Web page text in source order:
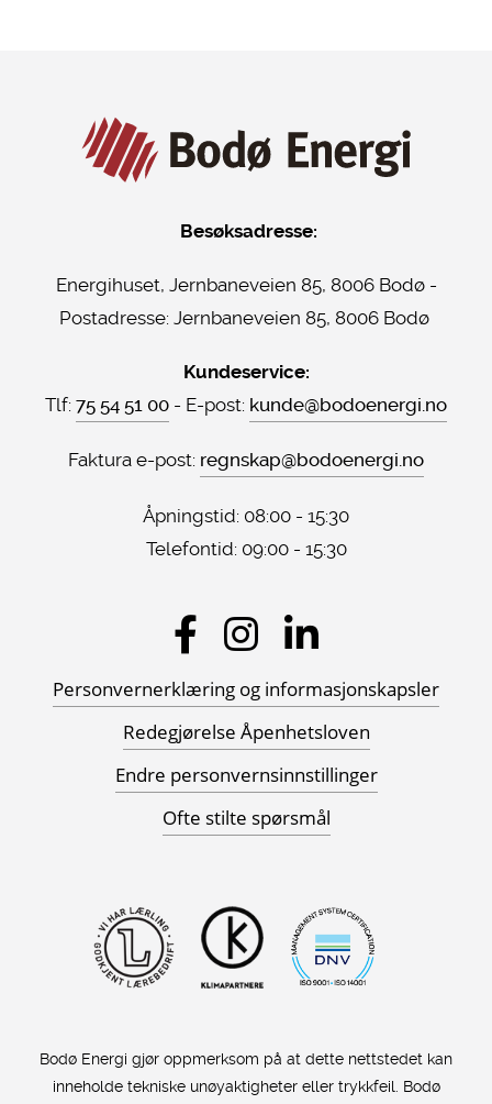
Besøksadresse:
Energihuset, Jernbaneveien 85, 8006 Bodø -
Postadresse: Jernbaneveien 85, 8006 Bodø
Kundeservice:
Tlf: 75 54 51 00 - E-post: kunde@bodoenergi.no
Faktura e-post: regnskap@bodoenergi.no
Åpningstid: 08:00 - 15:30
Telefontid: 09:00 - 15:30
Personvernerklæring og informasjonskapsler
Redegjørelse Åpenhetsloven
Endre personvernsinnstillinger
Ofte stilte spørsmål
Bodø Energi gjør oppmerksom på at dette nettstedet kan
inneholde tekniske unøyaktigheter eller trykkfeil. Bodø